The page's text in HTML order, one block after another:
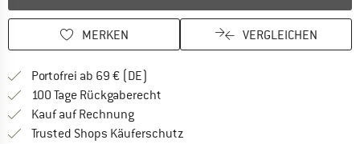
MERKEN VERGLEICHEN
Portofrei ab 69 € (DE)
100 Tage Rückgaberecht
Kauf auf RechnungFinde die Zahlungs-Infos hier! Öffnet
Trusted Shops Käuferschutz